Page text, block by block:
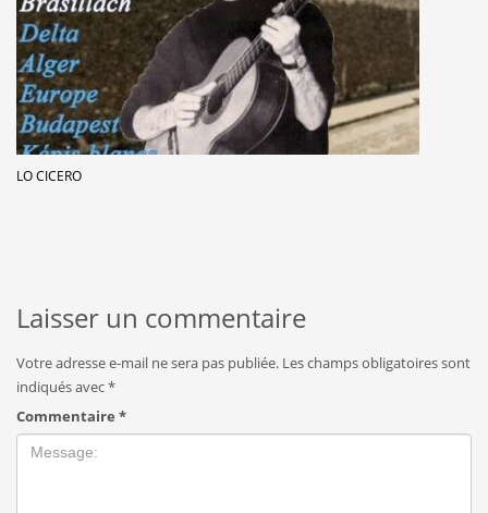
LO CICERO
Laisser un commentaire
Votre adresse e-mail ne sera pas publiée. Les champs obligatoires sont
indiqués avec*
Commentaire *